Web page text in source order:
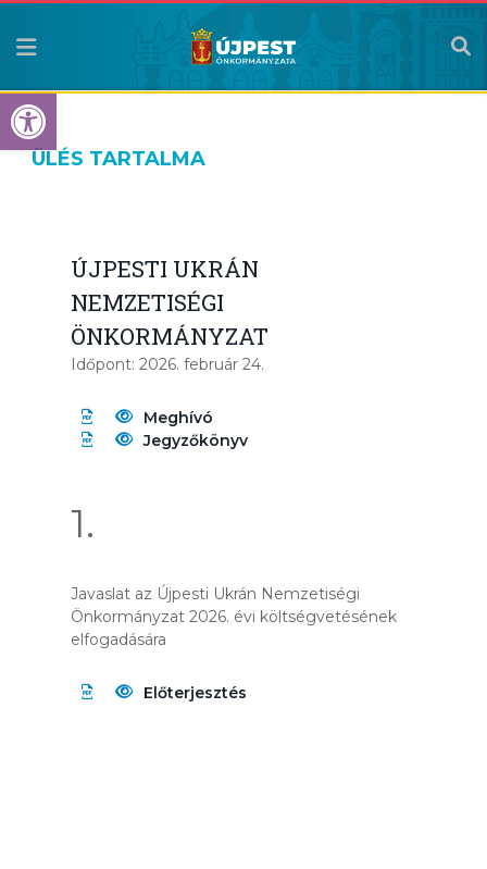
Eszköztár megnyitása
ÜLÉS TARTALMA
ÚJPESTI UKRÁN
NEMZETISÉGI
ÖNKORMÁNYZAT
Időpont: 2026. február 24.
Meghívó
Jegyzőkönyv
1.
Javaslat az Újpesti Ukrán Nemzetiségi
Önkormányzat 2026. évi költségvetésének
elfogadására
Előterjesztés